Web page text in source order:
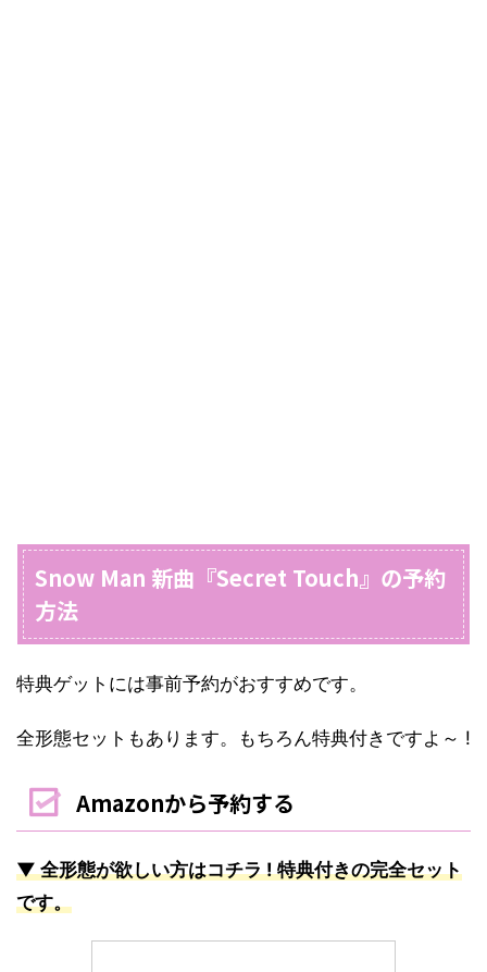
Snow Man 新曲『Secret Touch』の予約
方法
特典ゲットには事前予約がおすすめです。
全形態セットもあります。もちろん特典付きですよ～ !
Amazonから予約する
▼ 全形態が欲しい方はコチラ ! 特典付きの完全セット
です。